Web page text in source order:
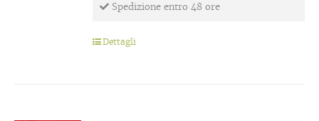
Spedizione entro 48 ore
Dettagli